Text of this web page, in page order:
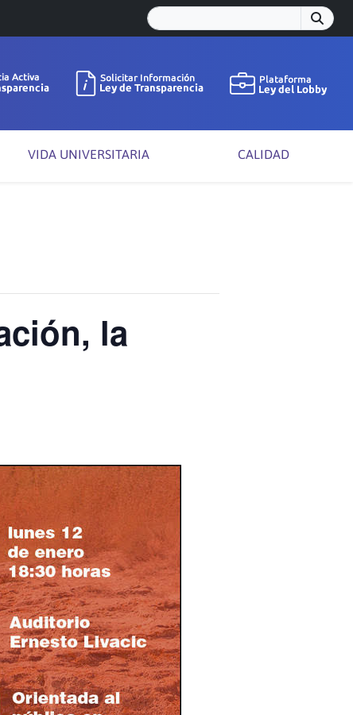
VIDA UNIVERSITARIA CALIDAD
la